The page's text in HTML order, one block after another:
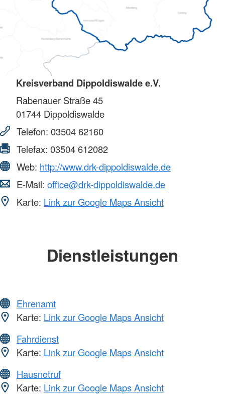
Kreisverband Dippoldiswalde e.V.
Rabenauer Straße 45
01744 Dippoldiswalde
Telefon: 03504 62160
Telefax: 03504 612082
Web: http://www.drk-dippoldiswalde.de
E-Mail: office@drk-dippoldiswalde.de
Karte: Link zur Google Maps Ansicht
Dienstleistungen
Ehrenamt
Karte: Link zur Google Maps Ansicht
Fahrdienst
Karte: Link zur Google Maps Ansicht
Hausnotruf
Karte: Link zur Google Maps Ansicht